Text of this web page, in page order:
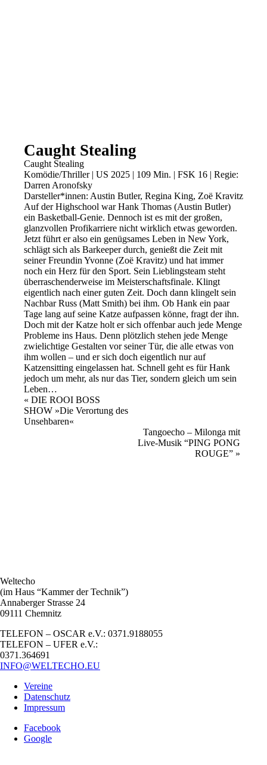
Caught Stealing
Caught Stealing
Komödie/Thriller | US 2025 | 109 Min. | FSK 16 | Regie:
Darren Aronofsky
Darsteller*innen: Austin Butler, Regina King, Zoë Kravitz
Auf der Highschool war Hank Thomas (Austin Butler)
ein Basketball-Genie. Dennoch ist es mit der großen,
glanzvollen Profikarriere nicht wirklich etwas geworden.
Jetzt führt er also ein genügsames Leben in New York,
schlägt sich als Barkeeper durch, genießt die Zeit mit
seiner Freundin Yvonne (Zoë Kravitz) und hat immer
noch ein Herz für den Sport. Sein Lieblingsteam steht
überraschenderweise im Meisterschaftsfinale. Klingt
eigentlich nach einer guten Zeit. Doch dann klingelt sein
Nachbar Russ (Matt Smith) bei ihm. Ob Hank ein paar
Tage lang auf seine Katze aufpassen könne, fragt der ihn.
Doch mit der Katze holt er sich offenbar auch jede Menge
Probleme ins Haus. Denn plötzlich stehen jede Menge
zwielichtige Gestalten vor seiner Tür, die alle etwas von
ihm wollen – und er sich doch eigentlich nur auf
Katzensitting eingelassen hat. Schnell geht es für Hank
jedoch um mehr, als nur das Tier, sondern gleich um sein
Leben…
Veranstaltung
Navigation
« DIE ROOI BOSS
SHOW »Die Verortung des
Unsehbaren«
Tangoecho – Milonga mit
Live-Musik “PING PONG
ROUGE” »
Weltecho
(im Haus “Kammer der Technik”)
Annaberger Strasse 24
09111 Chemnitz
TELEFON – OSCAR e.V.: 0371.9188055
TELEFON – UFER e.V.:
0371.364691
INFO@WELTECHO.EU
Vereine
Datenschutz
Impressum
Facebook
Google